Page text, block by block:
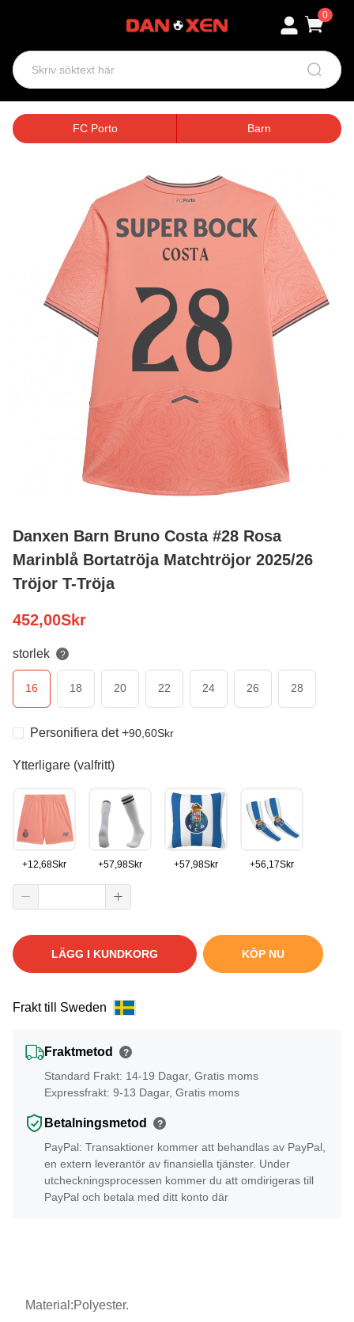
0
FC Porto Barn
Danxen Barn Bruno Costa #28 Rosa
Marinblå Bortatröja Matchtröjor 2025/26
Tröjor T-Tröja
452,00Skr
storlek ?
16 18 20 22 24 26 28
Personifiera det+90,60Skr
Ytterligare (valfritt)
+12,68Skr +57,98Skr +57,98Skr +56,17Skr
LÄGG I KUNDKORG KÖP NU
Frakt till Sweden
Fraktmetod ?
Standard Frakt: 14-19 Dagar, Gratis moms
Expressfrakt: 9-13 Dagar, Gratis moms
Betalningsmetod ?
PayPal: Transaktioner kommer att behandlas av PayPal,
en extern leverantör av finansiella tjänster. Under
utcheckningsprocessen kommer du att omdirigeras till
PayPal och betala med ditt konto där
Material:Polyester.